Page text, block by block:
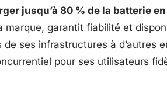
jusqu’à 80 % de la batterie
marque, garantit fiabilité et
de ses infrastructures à d’autres
pour ses utilisateurs